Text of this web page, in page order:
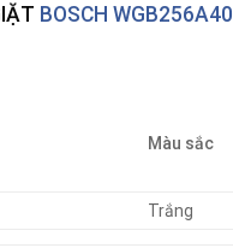
BOSCH WGB256A40
Màu sắc
Trắng